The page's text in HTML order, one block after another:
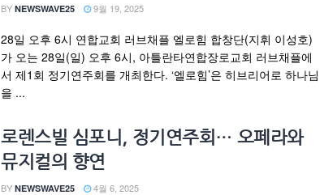
BY NEWSWAVE25 9월 19, 2025
28일 오후 6시 연합교회 러브채플 엘로힘 합창단(지휘 이성호)
가 오는 28일(일) 오후 6시, 아틀란타연합장로교회 러브채플에
서 제1회 정기연주회를 개최한다. ‘엘로힘’은 히브리어로 하나님
을 ...
로렌스빌 심포니, 정기연주회… 오페라와
뮤지컬의 향연
BY NEWSWAVE25 4월 6, 2025